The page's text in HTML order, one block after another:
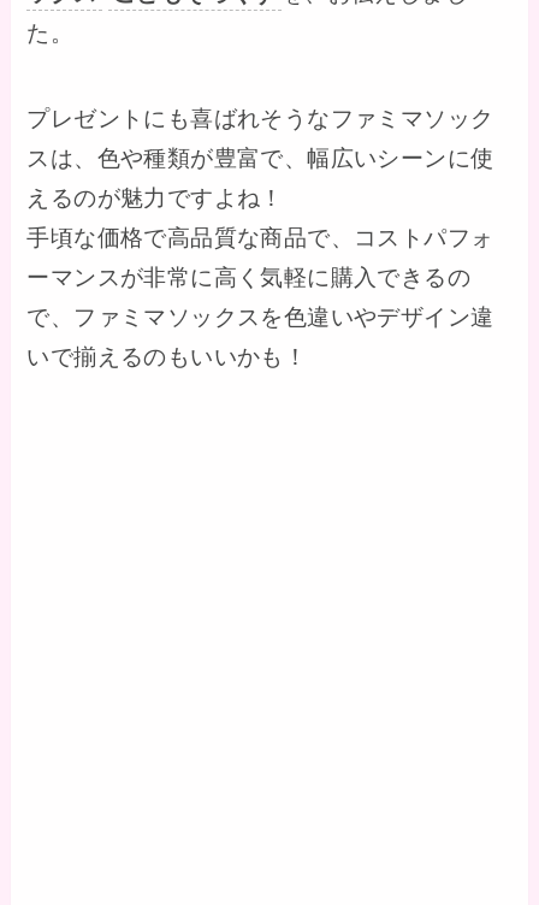
た。
プレゼントにも喜ばれそうなファミマソック
スは、色や種類が豊富で、幅広いシーンに使
えるのが魅力ですよね！
手頃な価格で高品質な商品で、コストパフォ
ーマンスが非常に高く気軽に購入できるの
で、ファミマソックスを色違いやデザイン違
いで揃えるのもいいかも！